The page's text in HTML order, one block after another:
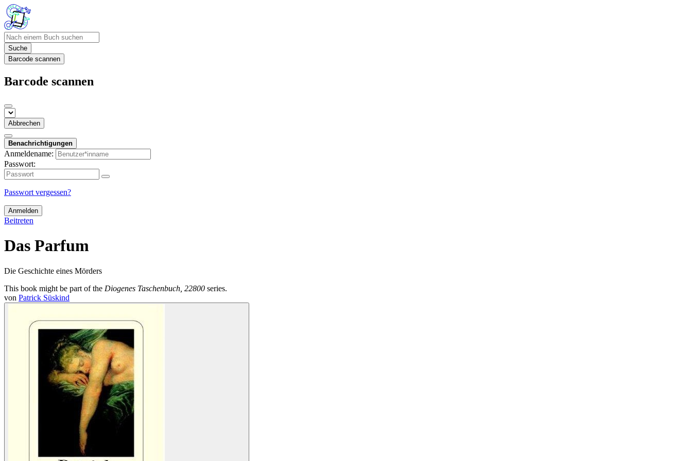
Suche
Barcode scannen
Barcode scannen
Abbrechen
Benachrichtigungen
Anmeldename:
Passwort:
Passwort vergessen?
Anmelden
Beitreten
Das Parfum
Die Geschichte eines Mörders
This book might be part of the Diogenes Taschenbuch, 22800 series.
von Patrick Süskind